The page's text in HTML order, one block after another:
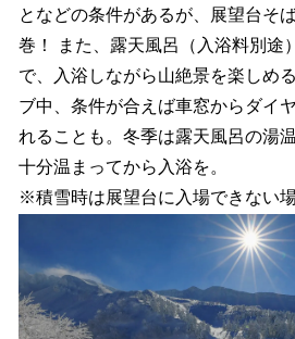
となどの条件があるが、展望台そ
巻！ また、露天風呂（入浴料別途
で、入浴しながら山絶景を楽しめ
ブ中、条件が合えば車窓からダイ
れることも。冬季は露天風呂の湯
十分温まってから入浴を。
※積雪時は展望台に入場できない